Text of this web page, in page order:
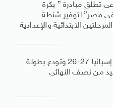
تطلق مبادرة ” بكرة
فى مصر” لتوفير شنطة
الابتدائية والإعدادية
مصر تخسر أمام إسبانيا 27-26 وتودع بطولة
من نصف النهائى